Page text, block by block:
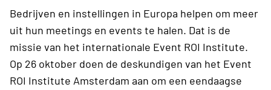
Bedrijven en instellingen in Europa helpen om meer
uit hun meetings en events te halen. Dat is de
missie van het internationale Event ROI Institute.
Op 26 oktober doen de deskundigen van het Event
ROI Institute Amsterdam aan om een eendaagse